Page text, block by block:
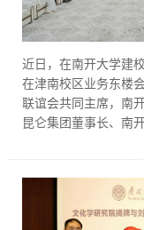
近日，在南开大学建
在津南校区业务东楼
联谊会共同主席，南
昆仑集团董事长、南